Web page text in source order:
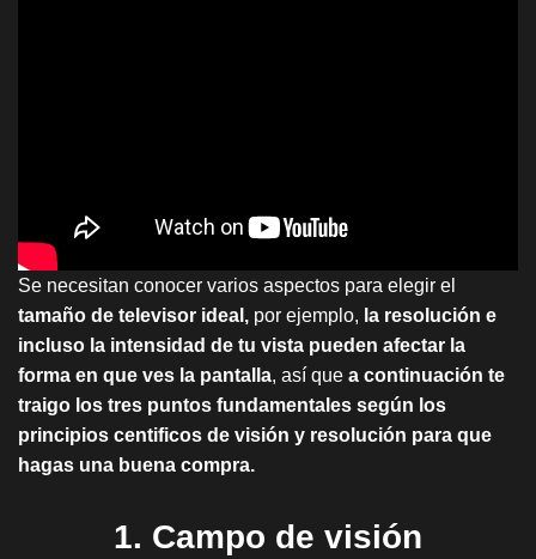
Se necesitan conocer varios aspectos para elegir el
tamaño de televisor ideal, por ejemplo, la resolución e
incluso la intensidad de tu vista pueden afectar la
forma en que ves la pantalla, así que a continuación te
traigo los tres puntos fundamentales según los
principios centificos de visión y resolución para que
hagas una buena compra.
1. Campo de visión